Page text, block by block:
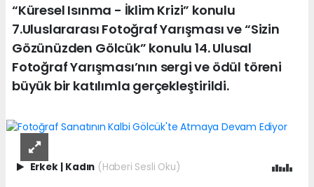
“Küresel Isınma - İklim Krizi” konulu
7.Uluslararası Fotoğraf Yarışması ve “Sizin
Gözünüzden Gölcük” konulu 14. Ulusal
Fotoğraf Yarışması’nın sergi ve ödül töreni
büyük bir katılımla gerçekleştirildi.
Erkek | Kadın (Haberi Sesli Oku)